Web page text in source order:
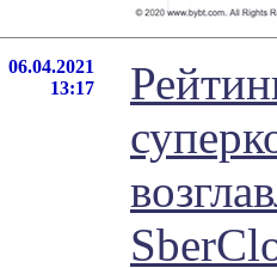
06.04.2021
13:17